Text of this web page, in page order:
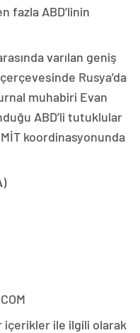
fazla ABD’linin
varılan geniş
Rusya’da
muhabiri Evan
ABD’li tutuklular
koordinasyonunda
içerikler ile ilgili olarak